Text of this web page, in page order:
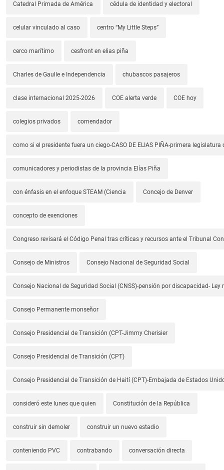
Catedral Primada de América cédula de identidad y electoral
celular vinculado al caso centro “My Little Steps”
cerco marítimo cesfront en elias piña
Charles de Gaulle e Independencia chubascos pasajeros
clase internacional 2025-2026 COE alerta verde COE hoy
colegios privados comendador
como si el presidente fuera un ciego-CASO DE ELIAS PIÑA-primera legislatura
comunicadores y periodistas de la provincia Elías Piña
con énfasis en el enfoque STEAM (Ciencia Concejo de Denver
concepto de exenciones
Congreso revisará el Código Penal tras críticas y recursos ante el Tribunal
Consejo de Ministros Consejo Nacional de Seguridad Social
Consejo Nacional de Seguridad Social (CNSS)-pensión por discapacidad- Ley
Consejo Permanente monseñor
Consejo Presidencial de Transición (CPT-Jimmy Cherisier
Consejo Presidencial de Transición (CPT)
Consejo Presidencial de Transición de Haití (CPT)-Embajada de Estados
consideró este lunes que quien Constitución de la República
construir sin demoler construir un nuevo estadio
conteniendo PVC contrabando conversación directa